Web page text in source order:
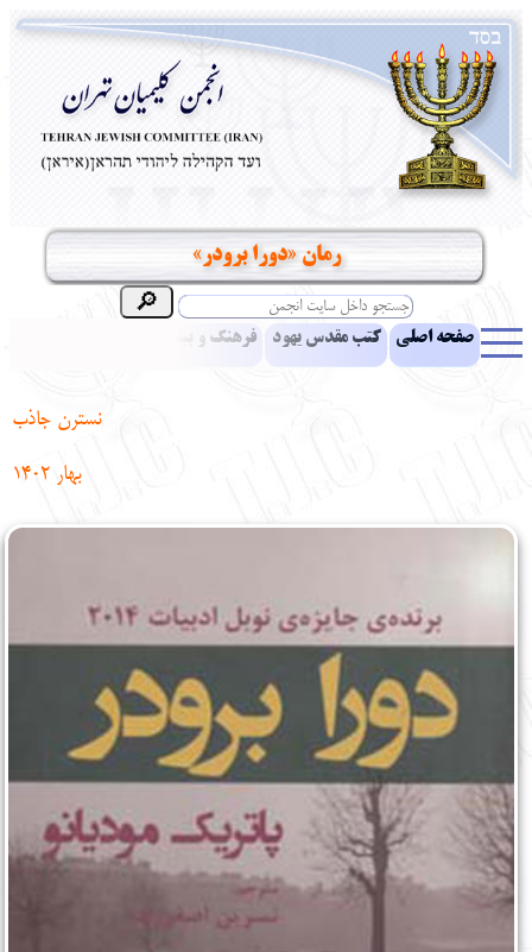
رمان «دورا برودر»
صفحه اصلی کتب مقدس یهود فرهنگ و بینش یهود
نسترن جاذب
بهار 1402